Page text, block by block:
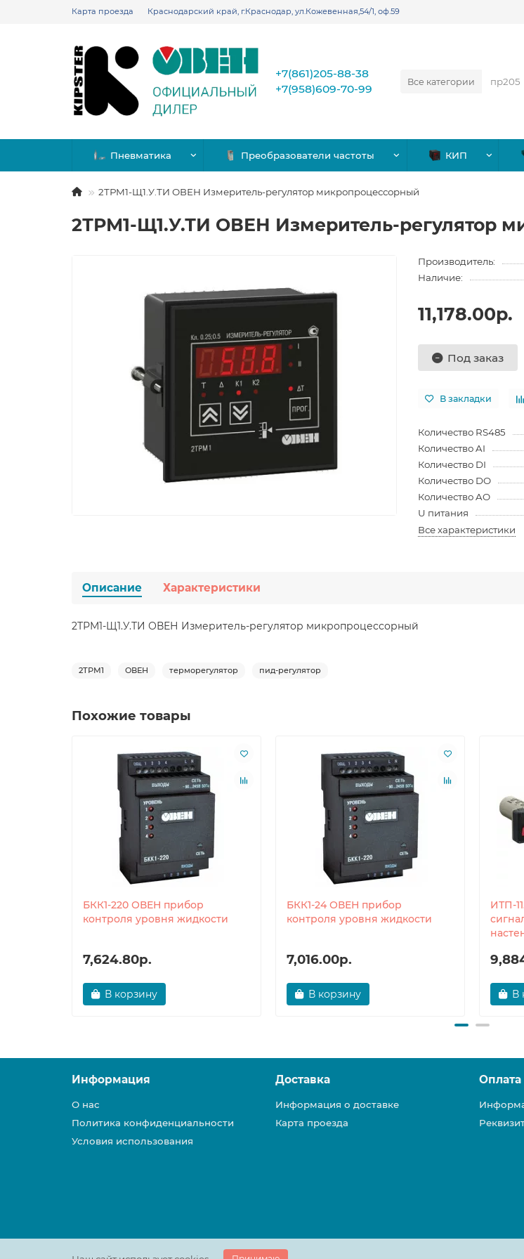
Карта проезда Краснодарский край, г.Краснодар, ул.Кожевенная,54/1, оф.59
Все категории
+7(861)205-88-38
+7(958)609-70-99
Пневматика Преобразователи частоты КИП
2ТРМ1-Щ1.У.ТИ ОВЕН Измеритель-регулятор микропроцессорный
2ТРМ1-Щ1.У.ТИ ОВЕН Измеритель-регулятор
Производитель:
Наличие:
11,178.00р.
Под заказ
В закладки
Количество RS485
Количество AI
Количество DI
Количество DO
Количество AO
U питания
Все характеристики
Описание Характеристики
2ТРМ1-Щ1.У.ТИ ОВЕН Измеритель-регулятор микропроцессорный
2ТРМ1 ОВЕН терморегулятор пид-регулятор
Похожие товары
БКК1-220 ОВЕН прибор
контроля уровня жидкости
7,624.80р.
В корзину
БКК1-24 ОВЕН прибор
контроля уровня жидкости
7,016.00р.
В корзину
ИТП-
В
Информация
О нас
Политика конфиденциальности
Условия использования
Доставка
Информация о доставке
Карта проезда
Оплата